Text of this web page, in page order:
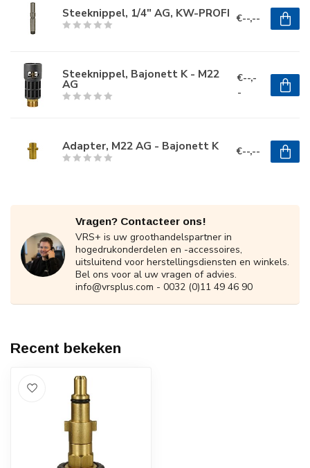
Steeknippel, 1/4" AG, KW-PROFI €--,--
Steeknippel, Bajonett K - M22
AG
€--,-
-
Adapter, M22 AG - Bajonett K €--,--
Vragen? Contacteer ons!
VRS+ is uw groothandelspartner in
hogedrukonderdelen en -accessoires,
uitsluitend voor herstellingsdiensten en winkels.
Bel ons voor al uw vragen of advies.
info@vrsplus.com - 0032 (0)11 49 46 90
Recent bekeken